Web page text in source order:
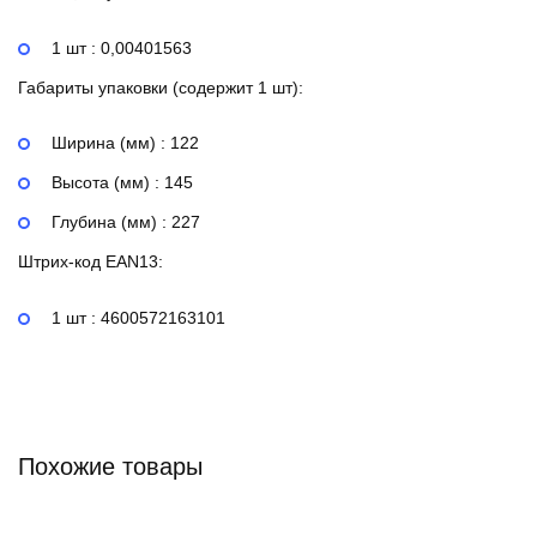
1 шт : 0,00401563
Габариты упаковки (содержит 1 шт):
Ширина (мм) : 122
Высота (мм) : 145
Глубина (мм) : 227
Штрих-код EAN13:
1 шт : 4600572163101
Похожие товары